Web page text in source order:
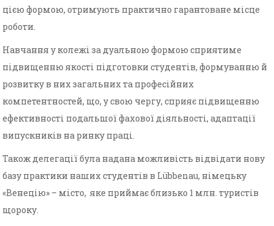
цією формою, отримують практично гарантоване місце
роботи.
Навчання у колежі за дуальною формою сприятиме
підвищенню якості підготовки студентів, формуванню й
розвитку в них загальних та професійних
компетентностей, що, у свою чергу, сприяє підвищенню
ефективності подальшої фахової діяльності, адаптації
випускників на ринку праці.
Також делегації була надана можливість відвідати нову
базу практики наших студентів в Lübbenau, німецьку
«Венецію» – місто, яке приймає близько 1 млн. туристів
щороку.